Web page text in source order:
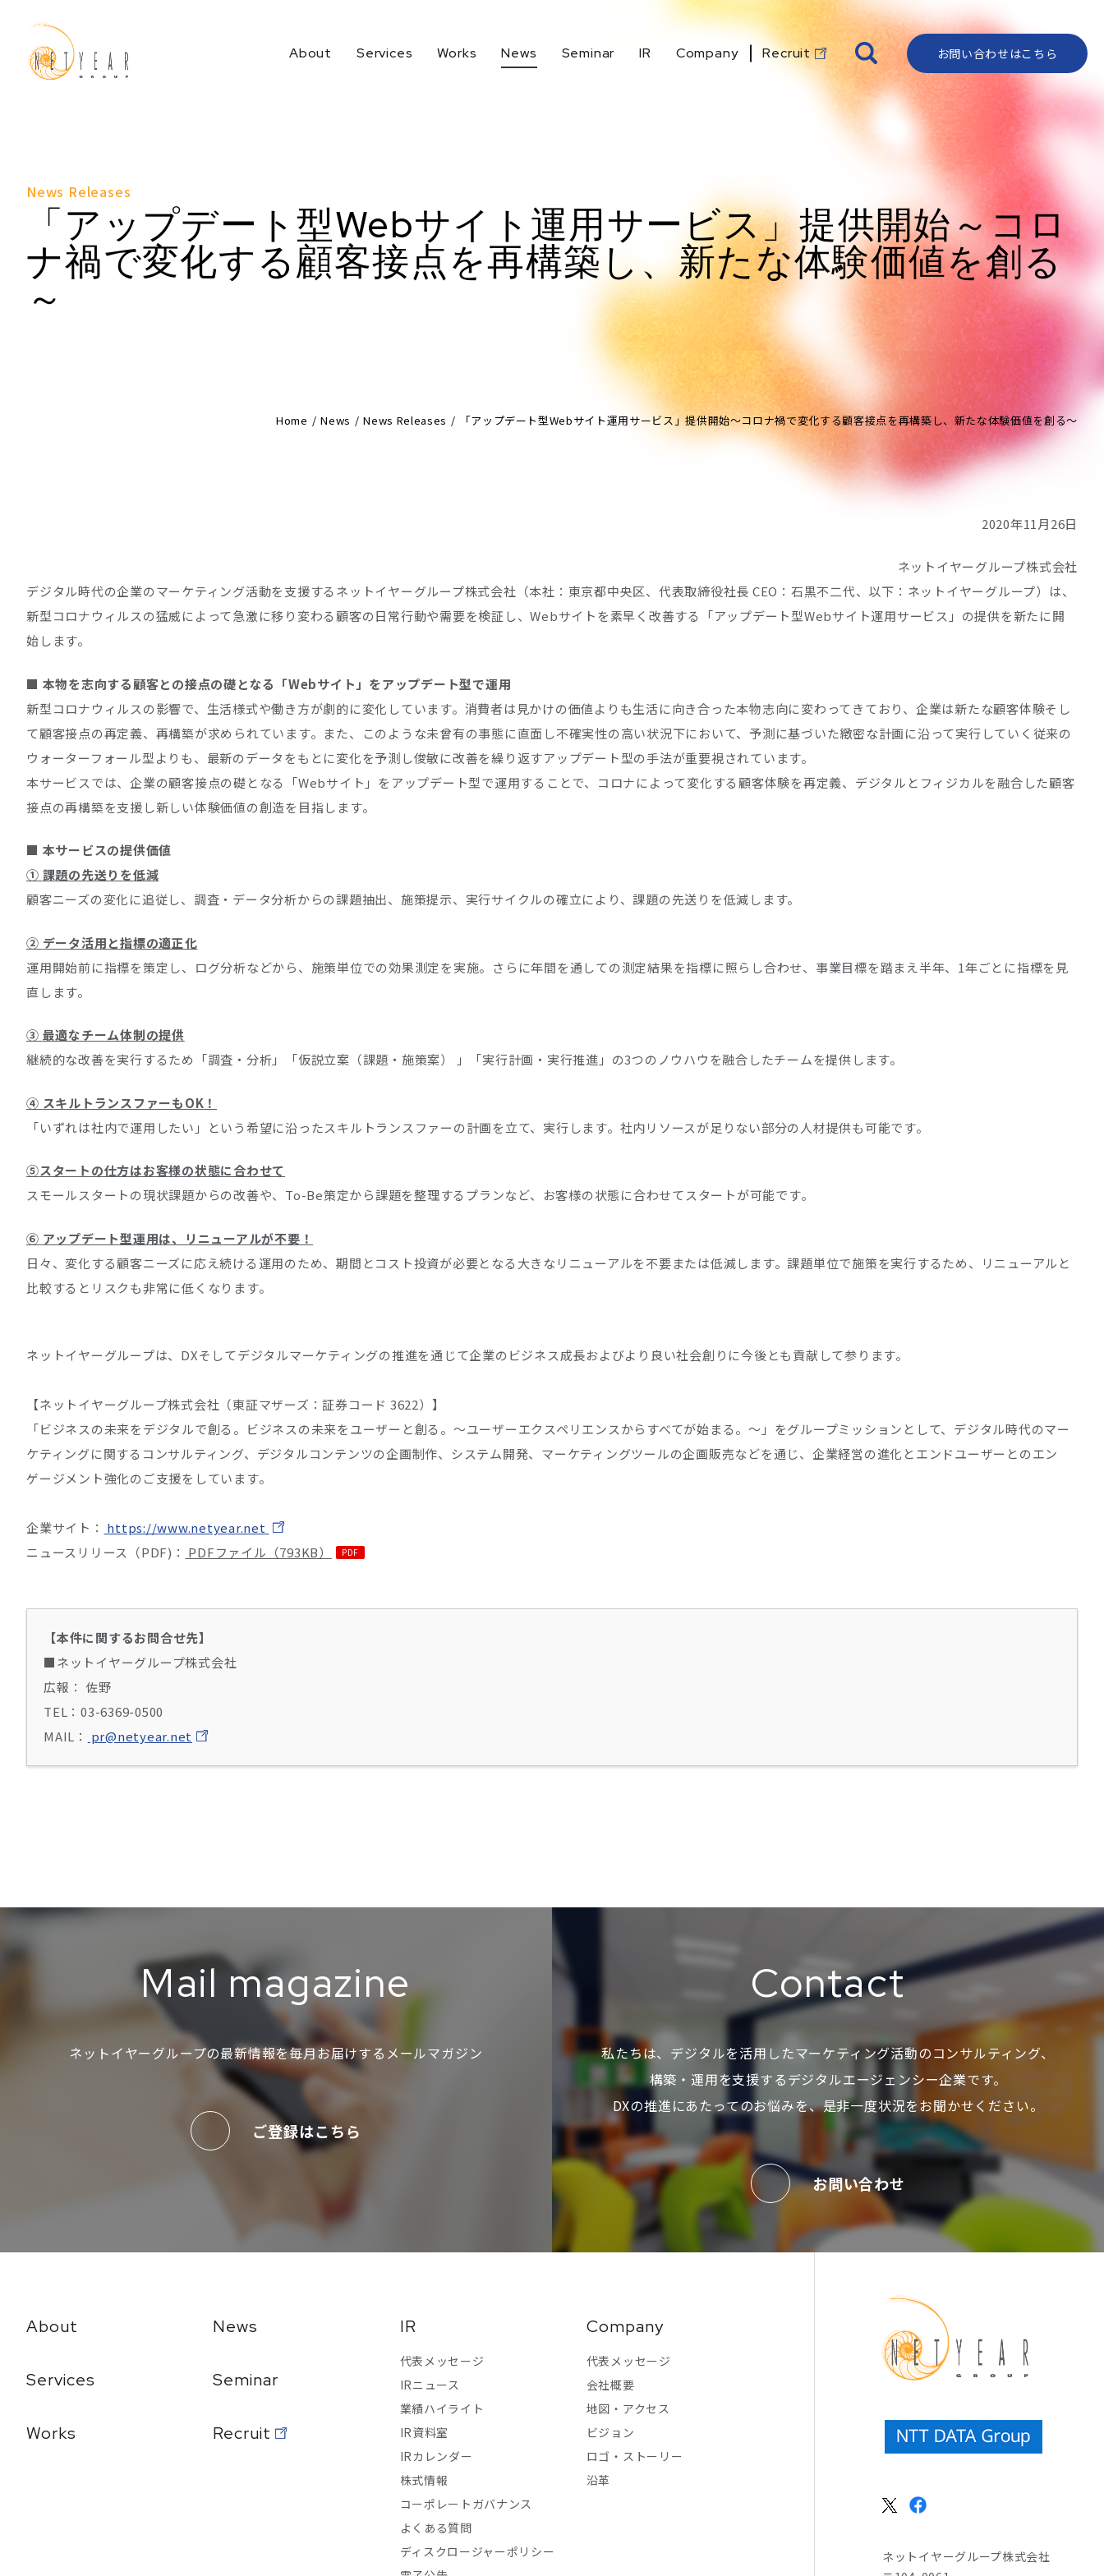
About Services
CRM強化
Works News Seminar IR
コーポレートガバナンス
よくある質問
ポリシー
Company
ビジョン
ロゴ・ストーリー
Recruit お問い合わせはこちら
News Releases
「アップデート型Webサイト運用サービス」提供開始～コロ
ナ禍で変化する顧客接点を再構築し、新たな体験価値を創る
～
Home News News Releases 「アップデート型Webサイト運用サービス」提供開始～コロナ禍で変化する顧客接点を再構築し、新たな体験価値を創る～
2020年11月26日
ネットイヤーグループ株式会社
デジタル時代の企業のマーケティング活動を支援するネットイヤーグループ株式会社（本社：東京都中央区、代表取締役社長 CEO：石黒不二代、以下：ネットイヤーグループ）は、
新型コロナウィルスの猛威によって急激に移り変わる顧客の日常行動や需要を検証し、Webサイトを素早く改善する「アップデート型Webサイト運用サービス」の提供を新たに開
始します。
■ 本物を志向する顧客との接点の礎となる「Webサイト」をアップデート型で運用
新型コロナウィルスの影響で、生活様式や働き方が劇的に変化しています。消費者は見かけの価値よりも生活に向き合った本物志向に変わってきており、企業は新たな顧客体験そし
て顧客接点の再定義、再構築が求められています。また、このような未曾有の事態に直面し不確実性の高い状況下において、予測に基づいた緻密な計画に沿って実行していく従来の
ウォーターフォール型よりも、最新のデータをもとに変化を予測し俊敏に改善を繰り返すアップデート型の手法が重要視されています。
本サービスでは、企業の顧客接点の礎となる「Webサイト」をアップデート型で運用することで、コロナによって変化する顧客体験を再定義、デジタルとフィジカルを融合した顧客
接点の再構築を支援し新しい体験価値の創造を目指します。
■ 本サービスの提供価値
① 課題の先送りを低減
顧客ニーズの変化に追従し、調査・データ分析からの課題抽出、施策提示、実行サイクルの確立により、課題の先送りを低減します。
② データ活用と指標の適正化
運用開始前に指標を策定し、ログ分析などから、施策単位での効果測定を実施。さらに年間を通しての測定結果を指標に照らし合わせ、事業目標を踏まえ半年、1年ごとに指標を見
直します。
③ 最適なチーム体制の提供
継続的な改善を実行するため「調査・分析」「仮説立案（課題・施策案） 」「実行計画・実行推進」の3つのノウハウを融合したチームを提供します。
④ スキルトランスファーもOK！
「いずれは社内で運用したい」という希望に沿ったスキルトランスファーの計画を立て、実行します。社内リソースが足りない部分の人材提供も可能です。
⑤スタートの仕方はお客様の状態に合わせて
スモールスタートの現状課題からの改善や、To-Be策定から課題を整理するプランなど、お客様の状態に合わせてスタートが可能です。
⑥ アップデート型運用は、リニューアルが不要！
日々、変化する顧客ニーズに応え続ける運用のため、期間とコスト投資が必要となる大きなリニューアルを不要または低減します。課題単位で施策を実行するため、リニューアルと
比較するとリスクも非常に低くなります。
ネットイヤーグループは、DXそしてデジタルマーケティングの推進を通じて企業のビジネス成長およびより良い社会創りに今後とも貢献して参ります。
【ネットイヤーグループ株式会社（東証マザーズ：証券コード 3622）】
「ビジネスの未来をデジタルで創る。ビジネスの未来をユーザーと創る。～ユーザーエクスペリエンスからすべてが始まる。～」をグループミッションとして、デジタル時代のマー
ケティングに関するコンサルティング、デジタルコンテンツの企画制作、システム開発、マーケティングツールの企画販売などを通じ、企業経営の進化とエンドユーザーとのエン
ゲージメント強化のご支援をしています。
企業サイト： https://www.netyear.net
ニュースリリース（PDF)： PDFファイル（793KB）
【本件に関するお問合せ先】
■ネットイヤーグループ株式会社
広報： 佐野
TEL：03-6369-0500
MAIL：
pr@netyear.net
Mail magazine
ネットイヤーグループの最新情報を毎月お届けするメールマガジン
ご登録はこちら
Contact
私たちは、デジタルを活用したマーケティング活動のコンサルティング、
構築・運用を支援するデジタルエージェンシー企業です。
DXの推進にあたってのお悩みを、是非一度状況をお聞かせください。
お問い合わせ
About
Services
Works
News
Seminar
Recruit
IR
代表メッセージ
IRニュース
業績ハイライト
IR資料室
IRカレンダー
株式情報
コーポレートガバナンス
よくある質問
ディスクロージャーポリシー
Company
代表メッセージ
会社概要
地図・アクセス
ビジョン
ロゴ・ストーリー
沿革
ネットイヤーグループ株式会社